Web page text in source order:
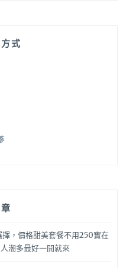
式
，價格甜美套餐不用250實在
潮多最好一開就來